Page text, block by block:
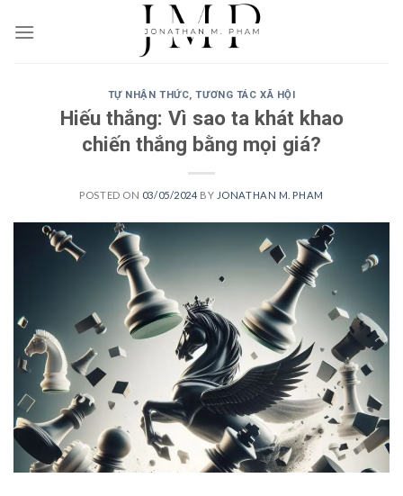
TỰ NHẬN THỨC,TƯƠNG TÁC XÃ HỘI
Hiếu thắng: Vì sao ta khát khao
chiến thắng bằng mọi giá?
POSTED ON 03/05/2024 BY JONATHAN M. PHAM